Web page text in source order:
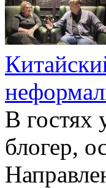
В гостях
блогер,